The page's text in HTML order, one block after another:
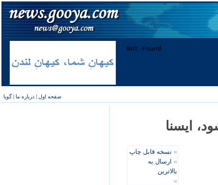
صفحه اول | درباره ما |گویا
ايسنا
» نسخه قابل چاپ
» ارسال به
بالاترین
»